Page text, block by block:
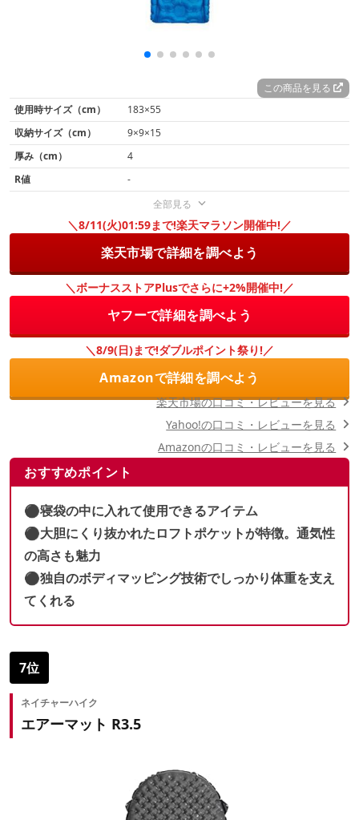
この商品を見る
使用時サイズ（cm）
183×55
収納サイズ（cm）
9×9×15
厚み（cm）
4
R値
-
全部見る
＼8/11(火)01:59まで!楽天マラソン開催中!／
楽天市場で詳細を調べよう
＼ボーナスストアPlusでさらに+2%開催中!／
ヤフーで詳細を調べよう
＼8/9(日)まで!ダブルポイント祭り!／
Amazonで詳細を調べよう
おすすめポイント
⚫︎寝袋の中に入れて使用できるアイテム
⚫︎大胆にくり抜かれたロフトポケットが特徴。通気性
の高さも魅力
⚫︎独自のボディマッピング技術でしっかり体重を支え
てくれる
楽天市場の口コミ・レビューを見る
Yahoo!の口コミ・レビューを見る
Amazonの口コミ・レビューを見る
7位
ネイチャーハイク
エアーマット R3.5